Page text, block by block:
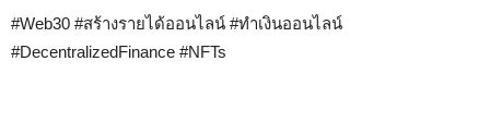
#Web30 #สร้างรายได้ออนไลน์ #ทำเงินออนไลน์
#DecentralizedFinance #NFTs